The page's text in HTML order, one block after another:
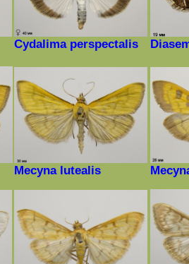
Cydalima perspectalis
Mecyna lutealis